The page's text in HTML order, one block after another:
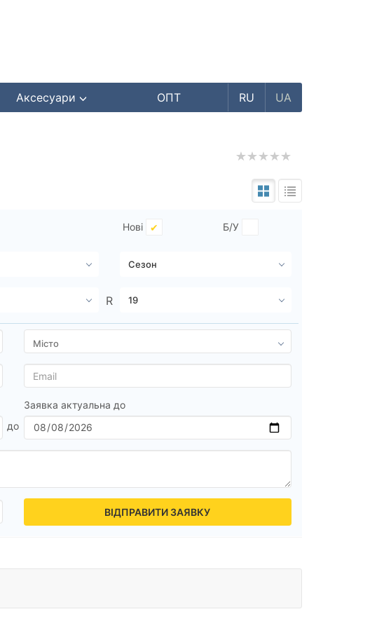
Аксесуари ОПТ RU UA
Нові Б/У
Заявка актуальна до
ВІДПРАВИТИ ЗАЯВКУ